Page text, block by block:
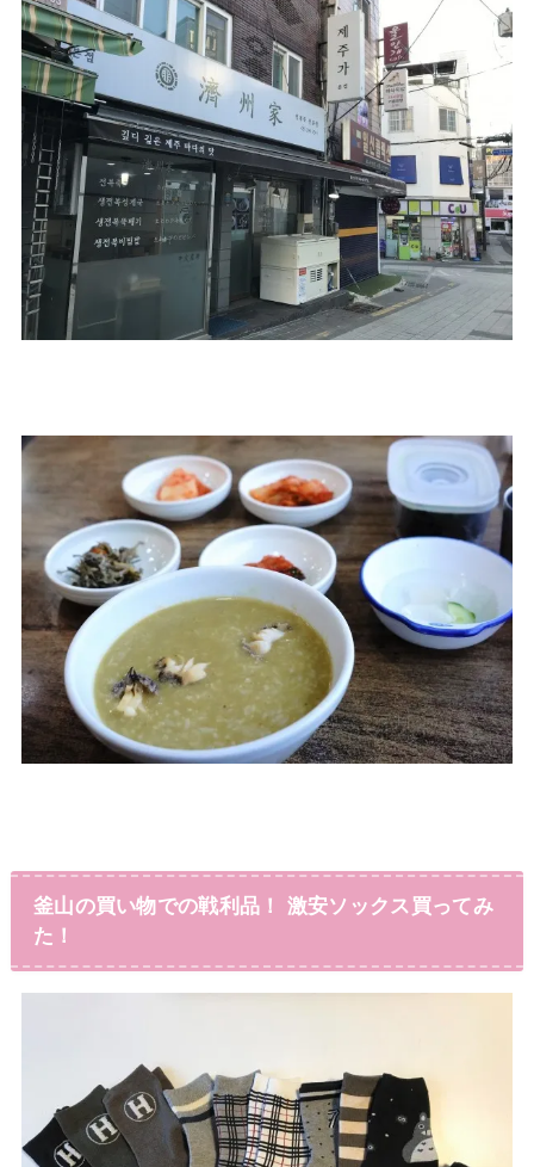
釜山の買い物での戦利品！ 激安ソックス買ってみ
た！